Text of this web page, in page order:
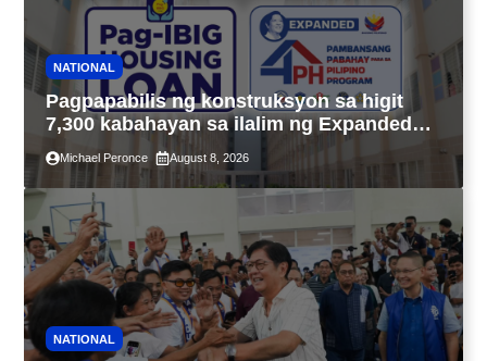
NATIONAL
Pagpapabilis ng konstruksyon sa higit
7,300 kabahayan sa ilalim ng Expanded
4PH, posible na sa pagtutulungan ng Pag-
IBIG at P.A. Alvarez
Michael Peronce August 8, 2026
NATIONAL